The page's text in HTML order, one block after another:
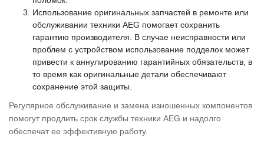
Использование оригинальных запчастей в ремонте или
обслуживании техники AEG помогает сохранить
гарантию производителя. В случае неисправности или
проблем с устройством использование подделок может
привести к аннулированию гарантийных обязательств, в
то время как оригинальные детали обеспечивают
сохранение этой защиты.
Регулярное обслуживание и замена изношенных компонентов
помогут продлить срок службы техники AEG и надолго
обеспечат ее эффективную работу.